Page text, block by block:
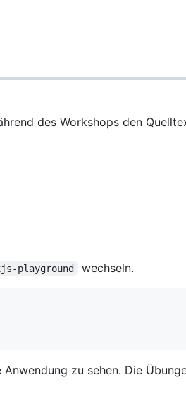
des Workshops den
playground wechseln.
Anwendung zu sehen. Die